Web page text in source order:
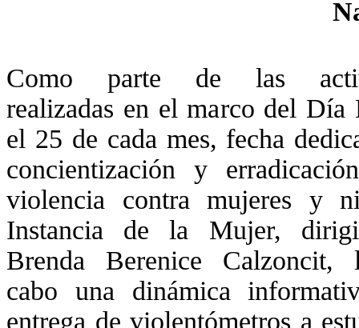
Como parte de las
realizadas en el marco del Día
el 25 de cada mes, fecha
concientización y
violencia contra mujeres y
Instancia de la Mujer,
Brenda Berenice Calzoncit,
cabo una dinámica
entrega de violentómetros a